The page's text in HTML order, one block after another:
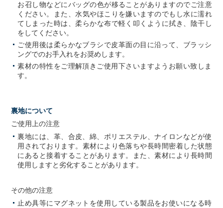
お召し物などにバッグの色が移ることがありますのでご注意
ください。また、水気やほこりを嫌いますのでもし水に濡れ
てしまった時は、柔らかな布で軽く叩くように拭き、陰干し
をしてください。
ご使用後は柔らかなブラシで皮革面の目に沿って、ブラッシ
ングでのお手入れをお奨めします。
素材の特性をご理解頂きご使用下さいますようお願い致しま
す。
裏地について
ご使用上の注意
裏地には、革、合皮、綿、ポリエステル、ナイロンなどが使
用されております。素材により色落ちや長時間密着した状態
にあると接着することがあります。また、素材により長時間
使用しますと劣化することがあります。
その他の注意
止め具等にマグネットを使用している製品をお使いになる時